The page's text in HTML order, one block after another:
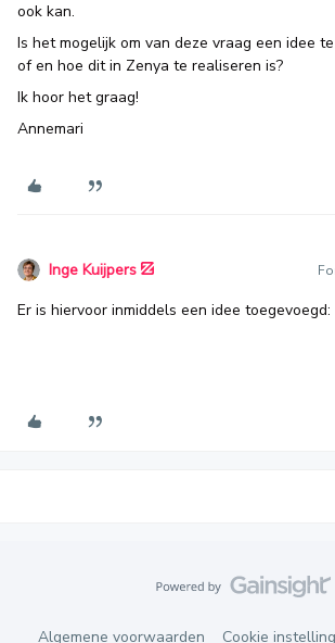
ook kan.
Is het mogelijk om van deze vraag een idee
of en hoe dit in Zenya te realiseren is?
Ik hoor het graag!
Annemari
Inge Kuijpers
Er is hiervoor inmiddels een idee toegevoegd:
Algemene voorwaarden Cookie